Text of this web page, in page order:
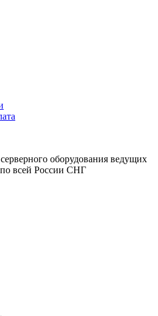
оборудования ведущих
всей России СНГ